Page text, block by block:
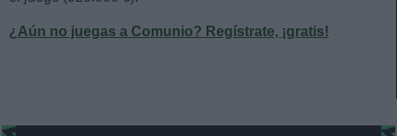
¿Aún no juegas a Comunio? Regístrate, ¡gratis!